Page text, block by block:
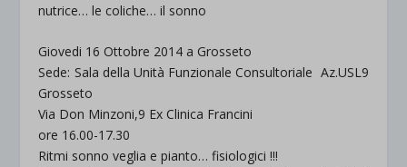
nutrice… le coliche… il sonno
Giovedi 16 Ottobre 2014 a Grosseto
Sede: Sala della Unità Funzionale Consultoriale Az.USL9
Grosseto
Via Don Minzoni,9 Ex Clinica Francini
ore 16.00-17.30
Ritmi sonno veglia e pianto… fisiologici !!!